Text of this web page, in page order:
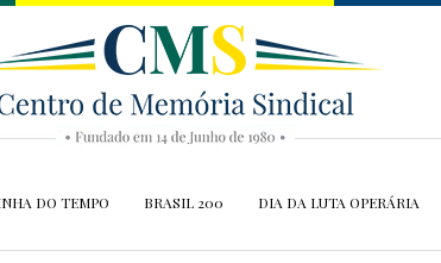
DO TEMPO BRASIL 200 DIA DA LUTA OPERÁRIA